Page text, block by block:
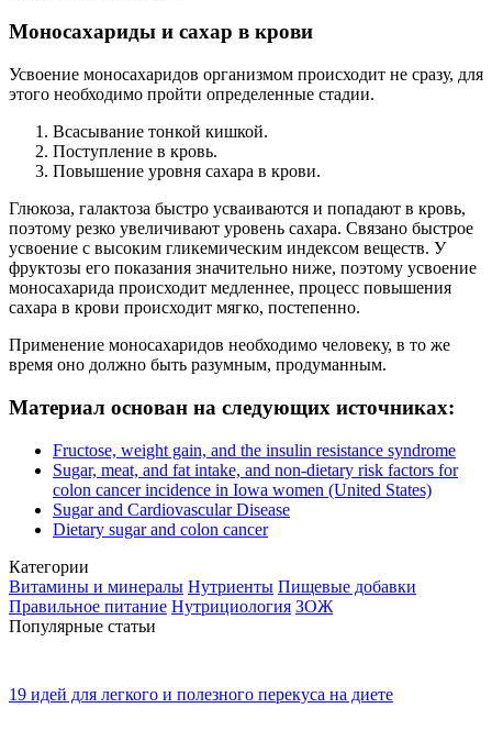
Моносахариды и сахар в крови
Усвоение моносахаридов организмом происходит не сразу, для
этого необходимо пройти определенные стадии.
Всасывание тонкой кишкой.
Поступление в кровь.
Повышение уровня сахара в крови.
Глюкоза, галактоза быстро усваиваются и попадают в кровь,
поэтому резко увеличивают уровень сахара. Связано быстрое
усвоение с высоким гликемическим индексом веществ. У
фруктозы его показания значительно ниже, поэтому усвоение
моносахарида происходит медленнее, процесс повышения
сахара в крови происходит мягко, постепенно.
Применение моносахаридов необходимо человеку, в то же
время оно должно быть разумным, продуманным.
Материал основан на следующих источниках:
Fructose, weight gain, and the insulin resistance syndrome
Sugar, meat, and fat intake, and non-dietary risk factors for
colon cancer incidence in Iowa women (United States)
Sugar and Cardiovascular Disease
Dietary sugar and colon cancer
Категории
Витамины и минералы Нутриенты Пищевые добавки
Правильное питание Нутрициология ЗОЖ
Популярные статьи
19 идей для легкого и полезного перекуса на диете